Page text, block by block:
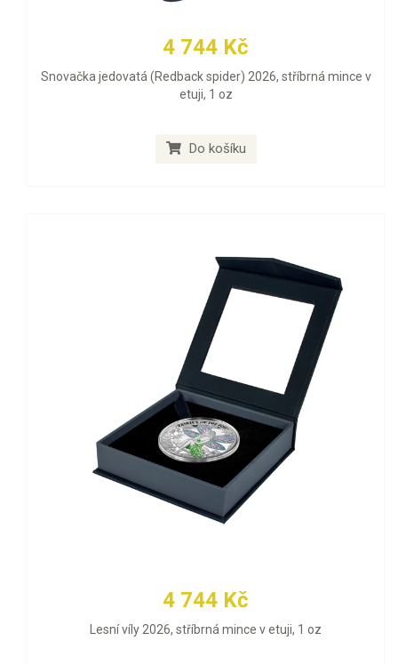
4 744 Kč
Snovačka jedovatá (Redback spider) 2026, stříbrná mince v
etuji, 1 oz
Do košíku
4 744 Kč
Lesní víly 2026, stříbrná mince v etuji, 1 oz